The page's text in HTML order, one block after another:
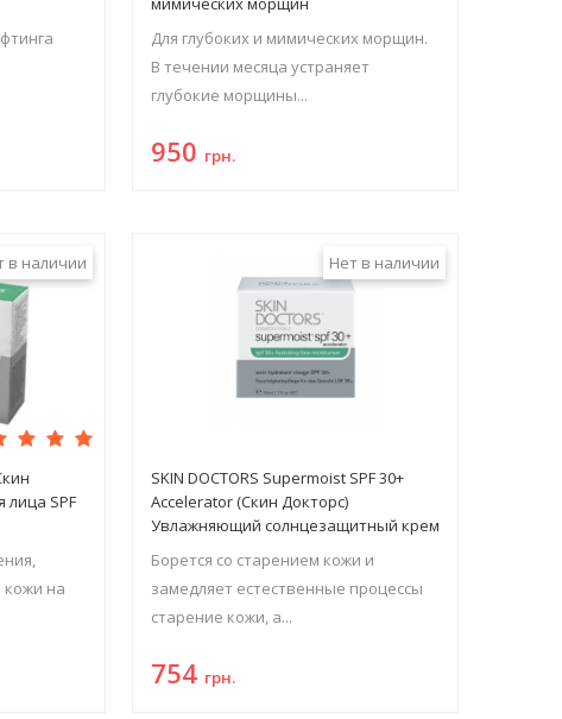
Для глубоких и мимических морщин.
В течении месяца устраняет
глубокие морщины...
950 грн.
в наличии
лица SPF
на
Нет в наличии
SKIN DOCTORS Supermoist SPF 30+
Accelerator (Скин Докторс)
Увлажняющий солнцезащитный крем
Борется со старением кожи и
замедляет естественные процессы
старение кожи, а...
754 грн.